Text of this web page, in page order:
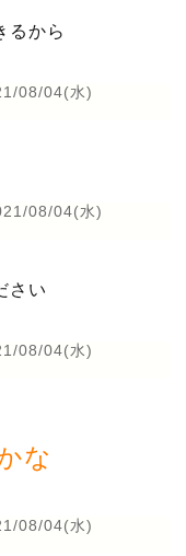
るから
08/04(水)
08/04(水)
さい
08/04(水)
な
08/04(水)